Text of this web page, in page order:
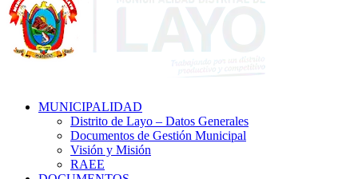
MUNICIPALIDAD
Distrito de Layo – Datos Generales
Documentos de Gestión Municipal
Visión y Misión
RAEE